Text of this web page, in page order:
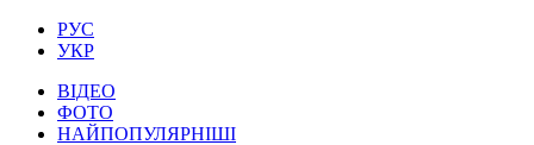
РУС
УКР
ВІДЕО
ФОТО
НАЙПОПУЛЯРНІШІ